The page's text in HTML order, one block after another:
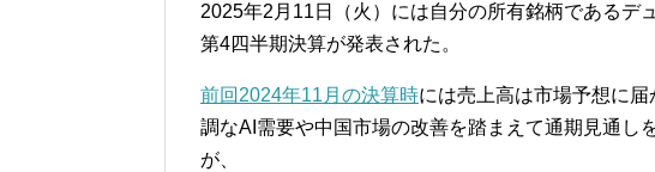
2025年2月11日（火）には自分の所有銘柄であるデ
第4四半期決算が発表された。
前回2024年11月の決算時には売上高は市場予想に
調なAI需要や中国市場の改善を踏まえて通期見通し
が、